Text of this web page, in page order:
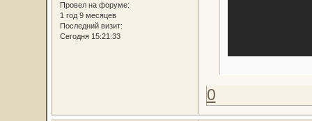
Провел на форуме:
1 год 9 месяцев
Последний визит:
Сегодня 15:21:33
0